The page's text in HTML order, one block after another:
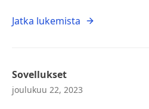
Jatka lukemista
Sovellukset
joulukuu 22, 2023